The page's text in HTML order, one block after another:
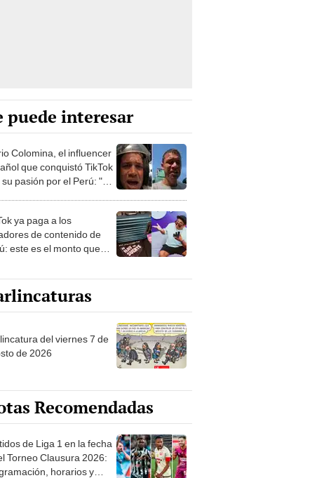
puede interesar
Colomina, el influencer
que conquistó TikTok
pasión por el Perú: "Mi
ya paga a los
de contenido de
este es el monto que
vistas
del viernes 7 de
de 2026
Recomendadas
de Liga 1 en la fecha
Torneo Clausura 2026:
horarios y